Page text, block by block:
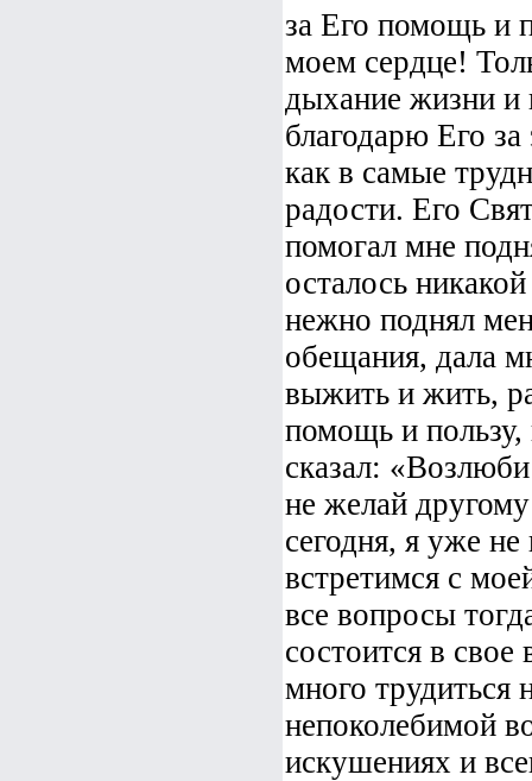
за Его помощь и
моем сердце!
дыхание жизни и
благодарю Его
как в самые
радости. Его
помогал мне
осталось
нежно поднял
обещания, дала
выжить и жить,
помощь и пользу,
сказал:
не желай
сегодня, я уже
встретимся с
все вопросы
состоится в
много трудиться
непоколебимой
искушениях и